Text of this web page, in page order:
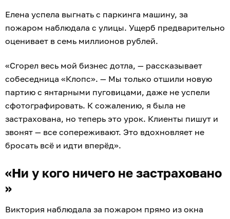
Елена успела выгнать с паркинга машину, за
пожаром наблюдала с улицы. Ущерб предварительно
оценивает в семь миллионов рублей.
«Сгорел весь мой бизнес дотла, — рассказывает
собеседница «Клопс». — Мы только отшили новую
партию с янтарными пуговицами, даже не успели
сфотографировать. К сожалению, я была не
застрахована, но теперь это урок. Клиенты пишут и
звонят — все сопереживают. Это вдохновляет не
бросать всё и идти вперёд».
«Ни у кого ничего не застраховано
»
Виктория наблюдала за пожаром прямо из окна